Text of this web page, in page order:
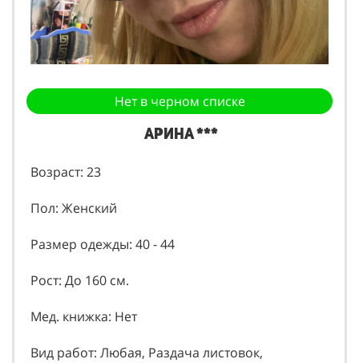
Нет в черном списке
Арина ***
Возраст: 23
Пол: Женский
Размер одежды: 40 - 44
Рост: До 160 см.
Мед. книжка: Нет
Вид работ: Любая, Раздача листовок,